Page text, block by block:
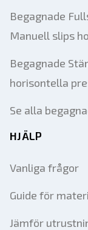
Begagnade
Manuell slips
Begagnade
horisontella
Se alla
HJÄLP
Vanliga frågor
Guide för
Jämför